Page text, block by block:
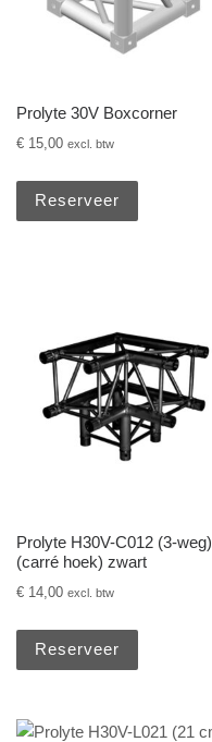
Prolyte 30V Boxcorner
€ 15,00 excl. btw
Reserveer
Prolyte H30V-C012 (3-weg)
(carré hoek) zwart
€ 14,00 excl. btw
Reserveer